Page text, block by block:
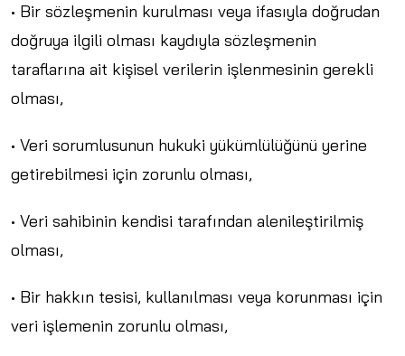
• Bir sözleşmenin kurulması veya ifasıyla doğrudan
doğruya ilgili olması kaydıyla sözleşmenin
taraflarına ait kişisel verilerin işlenmesinin gerekli
olması,
• Veri sorumlusunun hukuki yükümlülüğünü yerine
getirebilmesi için zorunlu olması,
• Veri sahibinin kendisi tarafından alenileştirilmiş
olması,
• Bir hakkın tesisi, kullanılması veya korunması için
veri işlemenin zorunlu olması,